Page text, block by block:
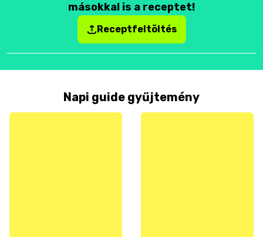
másokkal is a receptet!
Receptfeltöltés
Napi guide gyűjtemény